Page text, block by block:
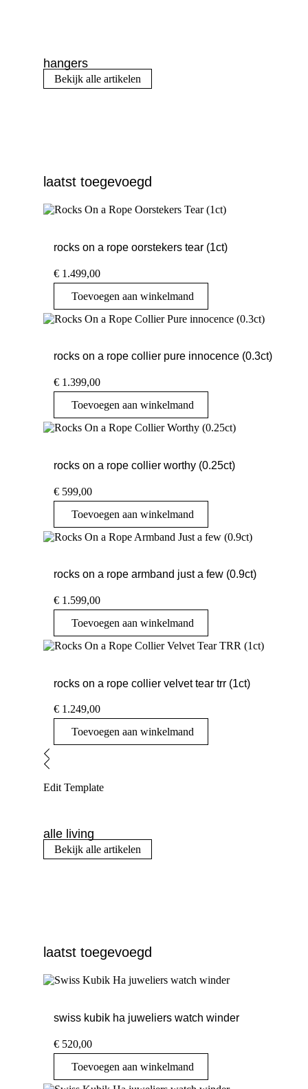
hangers
Bekijk alle artikelen
laatst toegevoegd
rocks on a rope oorstekers tear (1ct)
€ 1.499,00
Toevoegen aan winkelmand
rocks on a rope collier pure innocence (0.3ct)
€ 1.399,00
Toevoegen aan winkelmand
rocks on a rope collier worthy (0.25ct)
€ 599,00
Toevoegen aan winkelmand
rocks on a rope armband just a few (0.9ct)
€ 1.599,00
Toevoegen aan winkelmand
rocks on a rope collier velvet tear trr (1ct)
€ 1.249,00
Toevoegen aan winkelmand
Edit Template
alle living
Bekijk alle artikelen
laatst toegevoegd
swiss kubik ha juweliers watch winder
€ 520,00
Toevoegen aan winkelmand